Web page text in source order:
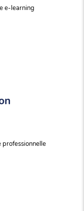
e-learning
professionnelle